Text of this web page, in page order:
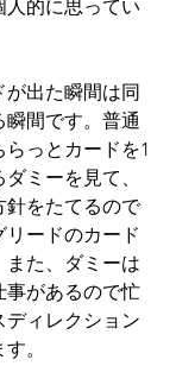
人的に思ってい
出た瞬間は同
間です。普通
っとカードを1
ミーを見て、
針をたてるので
ードのカード
また、ダミーは
事があるので忙
ディレクション
。